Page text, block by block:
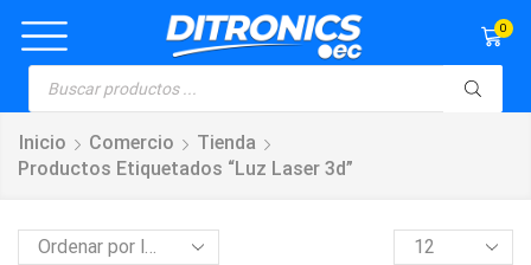
0
Inicio Comercio
Tienda
Productos Etiquetados “luz Laser 3d”